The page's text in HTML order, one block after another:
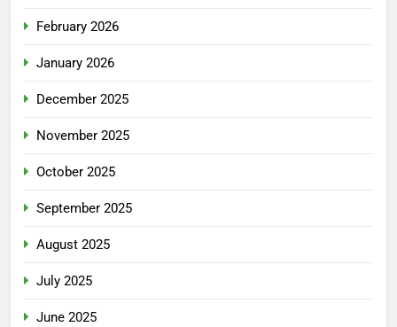
February 2026
January 2026
December 2025
November 2025
October 2025
September 2025
August 2025
July 2025
June 2025